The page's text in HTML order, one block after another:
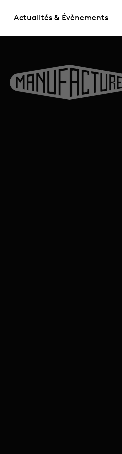
Actualités & Évènements